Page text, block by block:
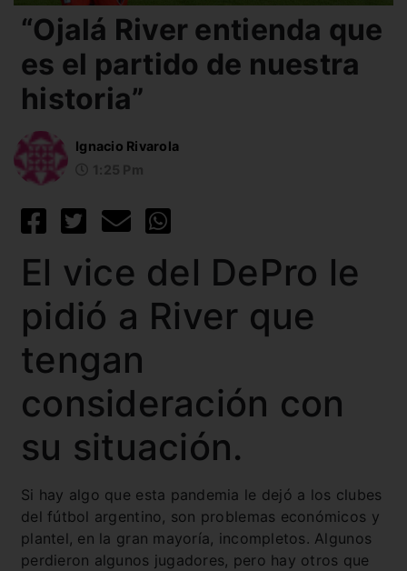
“Ojalá River entienda que
es el partido de nuestra
historia”
Ignacio Rivarola
El vice del DePro le
pidió a River que
tengan
consideración con
su situación.
Si hay algo que esta pandemia le dejó a los clubes
del fútbol argentino, son problemas económicos y
plantel, en la gran mayoría, incompletos. Algunos
perdieron algunos jugadores, pero hay otros que